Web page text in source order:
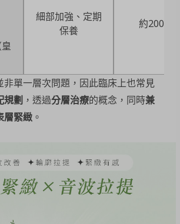
細部加強、定期
保養
約2000發
非單一層次問題，因此臨床上也常見
規劃 ，透過分層治療的概念，同時兼
層緊緻 。